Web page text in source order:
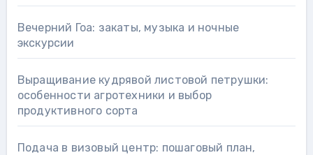
Вечерний Гоа: закаты, музыка и ночные
экскурсии
Выращивание кудрявой листовой петрушки:
особенности агротехники и выбор
продуктивного сорта
Подача в визовый центр: пошаговый план,